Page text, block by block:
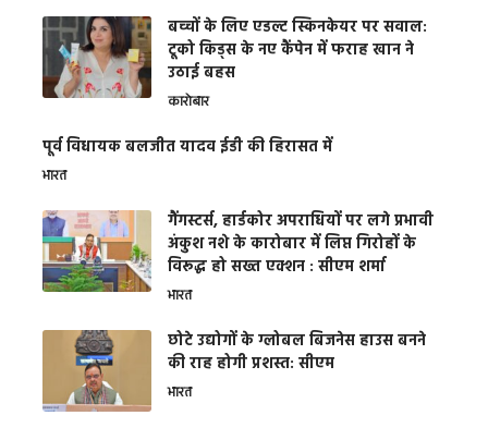
बच्चों के लिए एडल्ट स्किनकेयर पर सवाल:
टूको किड्स के नए कैंपेन में फराह खान ने
उठाई बहस
कारोबार
पूर्व विधायक बलजीत यादव ईडी की हिरासत में
भारत
गैंगस्टर्स, हार्डकोर अपराधियों पर लगे प्रभावी
अंकुश नशे के कारोबार में लिप्त गिरोहों के
विरूद्ध हो सख्त एक्शन : सीएम शर्मा
भारत
छोटे उद्योगों के ग्लोबल बिजनेस हाउस बनने
की राह होगी प्रशस्त: सीएम
भारत